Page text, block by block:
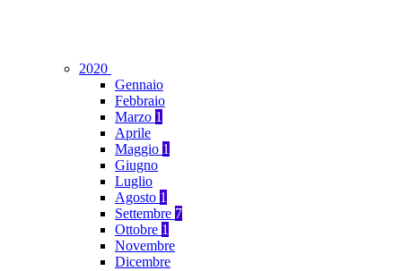
2020
Gennaio
Febbraio
Marzo 1
Aprile
Maggio 1
Giugno
Luglio
Agosto 1
Settembre 7
Ottobre 1
Novembre
Dicembre